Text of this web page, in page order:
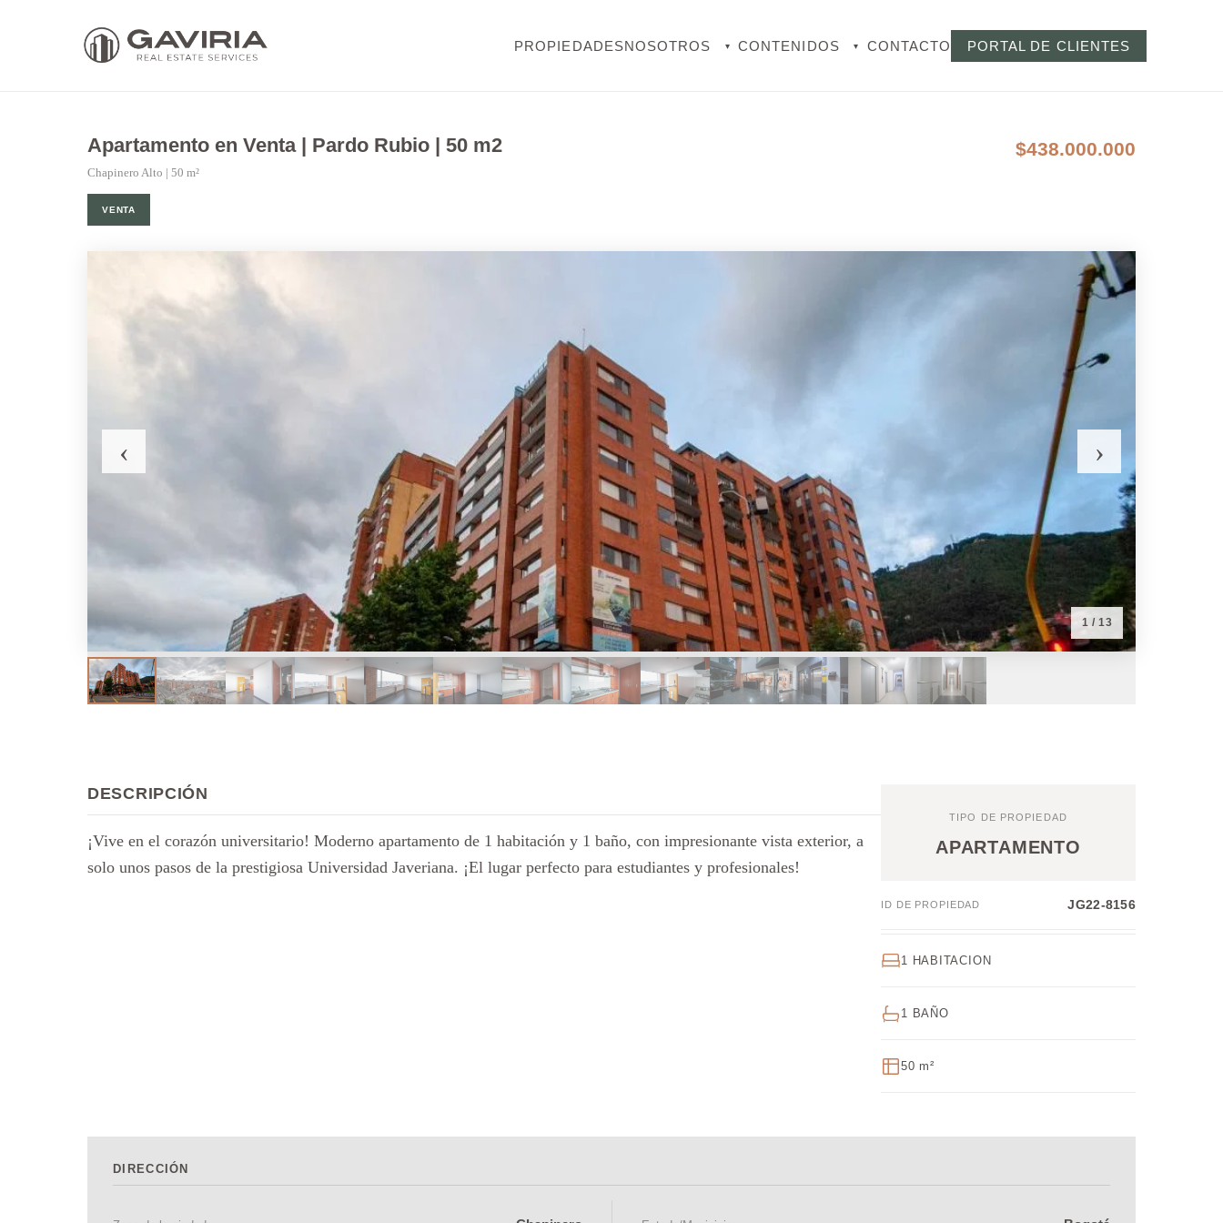
PROPIEDADESNOSOTROS ▾ CONTENIDOS ▾ CONTACTO PORTAL DE CLIENTES
Apartamento en Venta | Pardo Rubio | 50 m2
Chapinero Alto | 50 m²
VENTA
$438.000.000
‹ ›
1 / 13
DESCRIPCIÓN
¡Vive en el corazón universitario! Moderno apartamento de 1 habitación y 1 baño, con impresionante vista exterior, a
solo unos pasos de la prestigiosa Universidad Javeriana. ¡El lugar perfecto para estudiantes y profesionales!
TIPO DE PROPIEDAD
APARTAMENTO
ID DE PROPIEDAD JG22-8156
1 HABITACION
1 BAÑO
50 m²
DIRECCIÓN